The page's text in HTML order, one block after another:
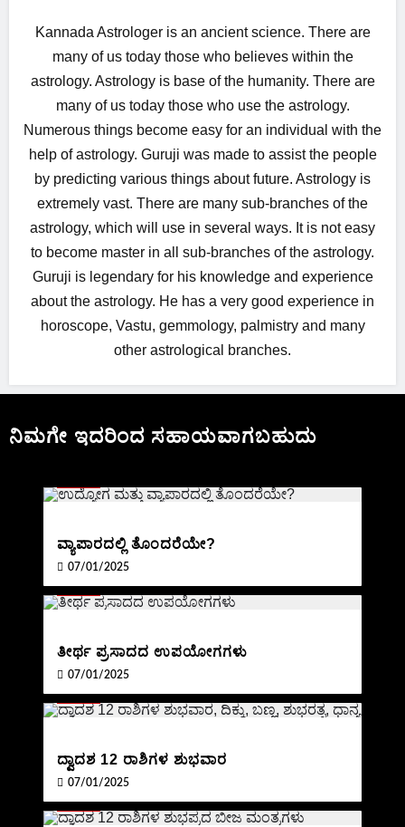
Kannada Astrologer is an ancient science. There are
many of us today those who believes within the
astrology. Astrology is base of the humanity. There are
many of us today those who use the astrology.
Numerous things become easy for an individual with the
help of astrology. Guruji was made to assist the people
by predicting various things about future. Astrology is
extremely vast. There are many sub-branches of the
astrology, which will use in several ways. It is not easy
to become master in all sub-branches of the astrology.
Guruji is legendary for his knowledge and experience
about the astrology. He has a very good experience in
horoscope, Vastu, gemmology, palmistry and many
other astrological branches.
ನಿಮಗೇ ಇದರಿಂದ ಸಹಾಯವಾಗಬಹುದು
ವ್ಯಾಪಾರದಲ್ಲಿ ತೊಂದರೆಯೇ?
07/01/2025
BLOG
ತೀರ್ಥ ಪ್ರಸಾದದ ಉಪಯೋಗಗಳು
07/01/2025
BLOG
ದ್ವಾದಶ 12 ರಾಶಿಗಳ ಶುಭವಾರ
07/01/2025
BLOG